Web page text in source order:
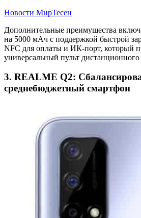
Новости МирТесен
Дополнительные преимущества
на 5000 мАч с поддержкой быстрой
NFC для оплаты и ИК-порт, который
универсальный пульт
3. REALME Q2:
среднебюджетный смартфон